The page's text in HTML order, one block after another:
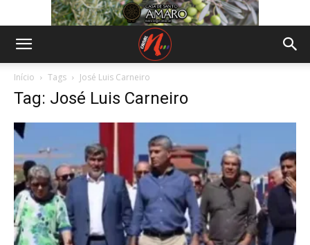
Início Tags José Luis Carneiro
Tag: José Luis Carneiro